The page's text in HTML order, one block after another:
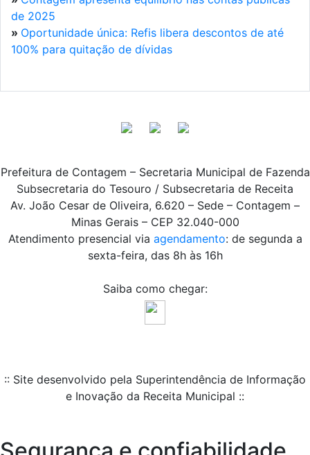
de 2025
» Oportunidade única: Refis libera descontos de até
100% para quitação de dívidas
Prefeitura de Contagem – Secretaria Municipal de Fazenda
Subsecretaria do Tesouro / Subsecretaria de Receita
Av. João Cesar de Oliveira, 6.620 – Sede – Contagem –
Minas Gerais – CEP 32.040-000
Atendimento presencial via agendamento: de segunda a
sexta-feira, das 8h às 16h
Saiba como chegar:
:: Site desenvolvido pela Superintendência de Informação
e Inovação da Receita Municipal ::